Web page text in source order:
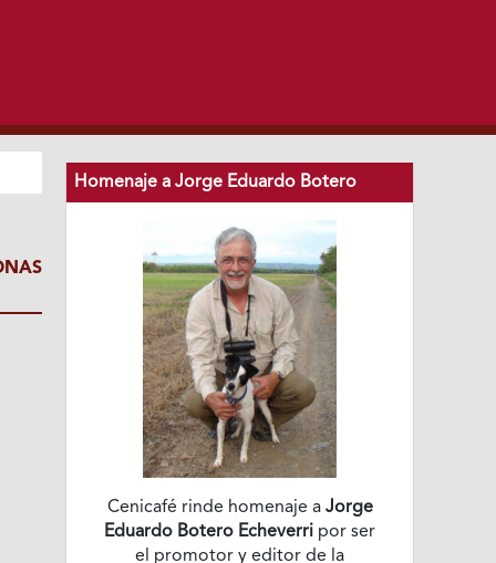
Homenaje a Jorge Eduardo Botero
Cenicafé rinde homenaje a Jorge
Eduardo Botero Echeverri por ser
el promotor y editor de la